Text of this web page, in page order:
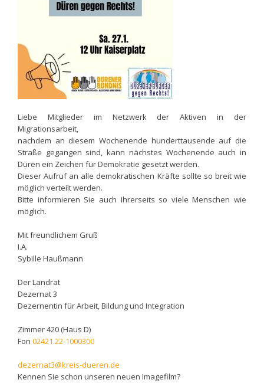
Liebe Mitglieder im Netzwerk der Aktiven in der
Migrationsarbeit,
nachdem an diesem Wochenende hunderttausende auf die
Straße gegangen sind, kann nächstes Wochenende auch in
Düren ein Zeichen für Demokratie gesetzt werden.
Dieser Aufruf an alle demokratischen Kräfte sollte so breit wie
möglich verteilt werden.
Bitte informieren Sie auch Ihrerseits so viele Menschen wie
möglich.
Mit freundlichem Gruß
I.A.
Sybille Haußmann
Der Landrat
Dezernat 3
Dezernentin für Arbeit, Bildung und Integration
Zimmer 420 (Haus D)
Fon 02421.22-1000300
dezernat3@kreis-dueren.de
Kennen Sie schon unseren neuen Imagefilm?